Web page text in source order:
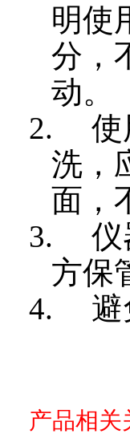
明使
分，
动。
2.
使
洗，
面，
3.
仪
方保
4.
避
产品相关